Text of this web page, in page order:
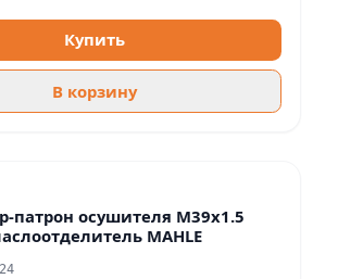
Купить
В корзину
патрон осушителя M39x1.5
MAHLE